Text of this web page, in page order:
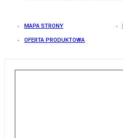
MAPA STRONY
OFERTA PRODUKTOWA